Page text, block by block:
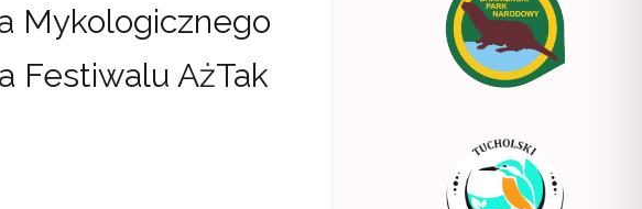
Mykologicznego
Festiwalu AżTak